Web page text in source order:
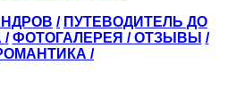
/ ПУТЕВОДИТЕЛЬ ДО
/ ФОТОГАЛЕРЕЯ /ОТЗЫВЫ /
/